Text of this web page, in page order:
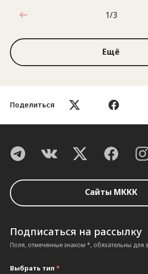
Поделиться
1 из 3
1/3
Ещё
Сайты МККК
Подписаться на рассылку
Поля, отмеченные знаком *, обязательны для
Выбрать тип *